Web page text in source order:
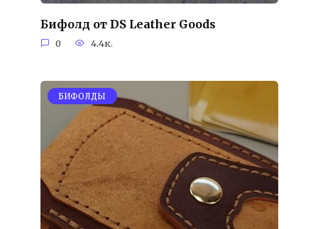
Бифолд от DS Leather Goods
0 4.4к.
БИФОЛДЫ